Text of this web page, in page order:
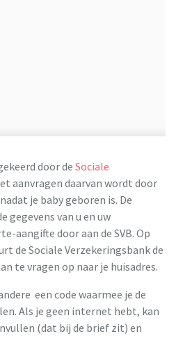
door de Sociale
aanvragen daarvan wordt door
je baby geboren is. De
gegevens van u en uw
aangifte door aan de SVB. Op
de Sociale Verzekeringsbank de
te vragen op naar je huisadres.
een code waarmee je de
Als je geen internet hebt, kan
(dat bij de brief zit) en